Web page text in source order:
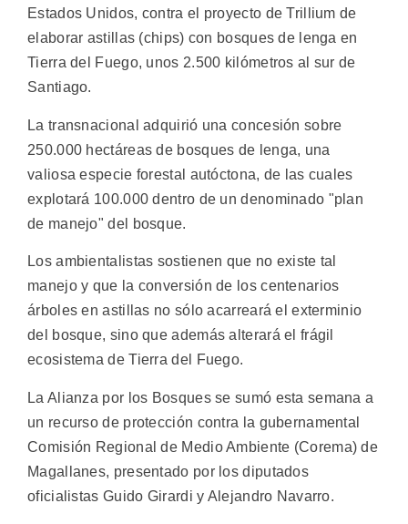
Estados Unidos, contra el proyecto de Trillium de
elaborar astillas (chips) con bosques de lenga en
Tierra del Fuego, unos 2.500 kilómetros al sur de
Santiago.
La transnacional adquirió una concesión sobre
250.000 hectáreas de bosques de lenga, una
valiosa especie forestal autóctona, de las cuales
explotará 100.000 dentro de un denominado "plan
de manejo" del bosque.
Los ambientalistas sostienen que no existe tal
manejo y que la conversión de los centenarios
árboles en astillas no sólo acarreará el exterminio
del bosque, sino que además alterará el frágil
ecosistema de Tierra del Fuego.
La Alianza por los Bosques se sumó esta semana a
un recurso de protección contra la gubernamental
Comisión Regional de Medio Ambiente (Corema) de
Magallanes, presentado por los diputados
oficialistas Guido Girardi y Alejandro Navarro.